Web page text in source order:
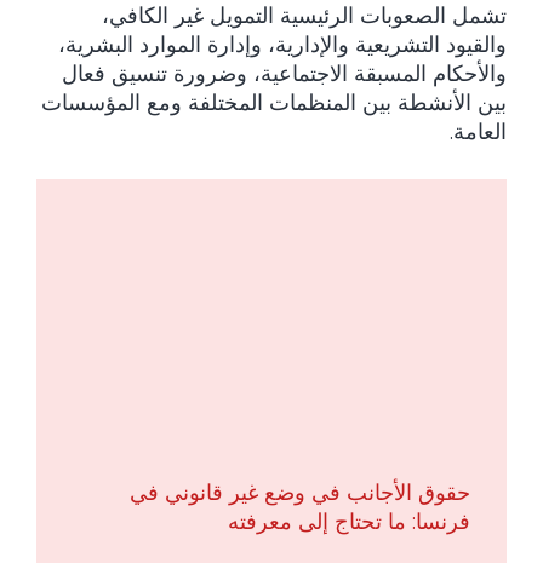
تشمل الصعوبات الرئيسية التمويل غير الكافي،
والقيود التشريعية والإدارية، وإدارة الموارد البشرية،
والأحكام المسبقة الاجتماعية، وضرورة تنسيق فعال
بين الأنشطة بين المنظمات المختلفة ومع المؤسسات
العامة.
حقوق الأجانب في وضع غير قانوني في
فرنسا: ما تحتاج إلى معرفته